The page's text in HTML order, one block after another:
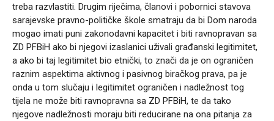
treba razvlastiti. Drugim riječima, članovi i pobornici stavova
sarajevske pravno-političke škole smatraju da bi Dom naroda
mogao imati puni zakonodavni kapacitet i biti ravnopravan sa
ZD PFBiH ako bi njegovi izaslanici uživali građanski legitimitet,
a ako bi taj legitimitet bio etnički, to znači da je on ograničen
raznim aspektima aktivnog i pasivnog biračkog prava, pa je
onda u tom slučaju i legitimitet ograničen i nadležnost tog
tijela ne može biti ravnopravna sa ZD PFBiH, te da tako
njegove nadležnosti moraju biti reducirane na ona pitanja za